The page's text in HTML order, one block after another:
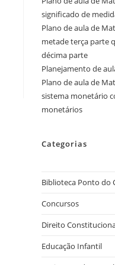
significado de
Plano de aula de
metade terça parte
décima parte
Planejamento de
Plano de aula de
sistema monetário
monetários
Categorias
Biblioteca Ponto do
Concursos
Direito
Educação Infantil